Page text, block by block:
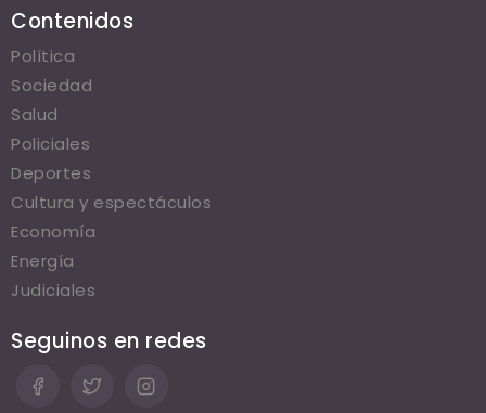
Contenidos
Política
Sociedad
Salud
Policiales
Deportes
Cultura y espectáculos
Economía
Energía
Judiciales
Seguinos en redes